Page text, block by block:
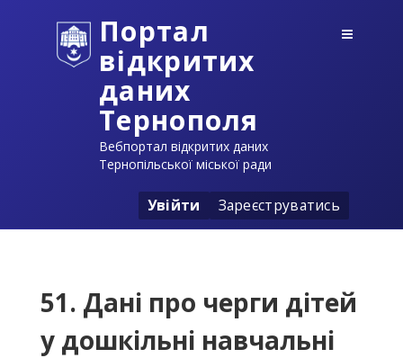
Портал
відкритих
даних
Тернополя
Вебпортал відкритих даних
Тернопільської міської ради
Увійти Зареєструватись
51. Дані про черги дітей
у дошкільні навчальні